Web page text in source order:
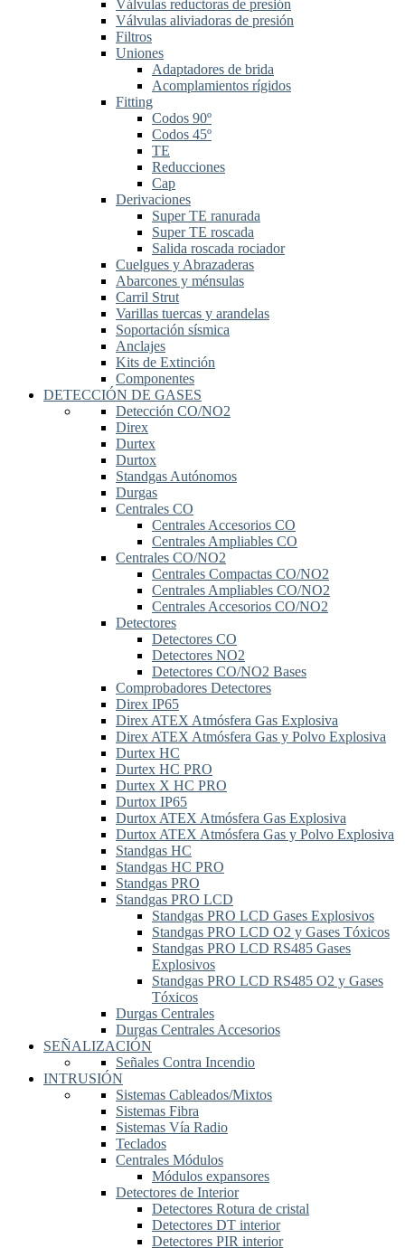
Válvulas reductoras de presión
Válvulas aliviadoras de presión
Filtros
Uniones
Adaptadores de brida
Acomplamientos rígidos
Fitting
Codos 90º
Codos 45º
TE
Reducciones
Cap
Derivaciones
Super TE ranurada
Super TE roscada
Salida roscada rociador
Cuelgues y Abrazaderas
Abarcones y ménsulas
Carril Strut
Varillas tuercas y arandelas
Soportación sísmica
Anclajes
Kits de Extinción
Componentes
DETECCIÓN DE GASES
Detección CO/NO2
Direx
Durtex
Durtox
Standgas Autónomos
Durgas
Centrales CO
Centrales Accesorios CO
Centrales Ampliables CO
Centrales CO/NO2
Centrales Compactas CO/NO2
Centrales Ampliables CO/NO2
Centrales Accesorios CO/NO2
Detectores
Detectores CO
Detectores NO2
Detectores CO/NO2 Bases
Comprobadores Detectores
Direx IP65
Direx ATEX Atmósfera Gas Explosiva
Direx ATEX Atmósfera Gas y Polvo Explosiva
Durtex HC
Durtex HC PRO
Durtex X HC PRO
Durtox IP65
Durtox ATEX Atmósfera Gas Explosiva
Durtox ATEX Atmósfera Gas y Polvo Explosiva
Standgas HC
Standgas HC PRO
Standgas PRO
Standgas PRO LCD
Standgas PRO LCD Gases Explosivos
Standgas PRO LCD O2 y Gases Tóxicos
Standgas PRO LCD RS485 Gases
Explosivos
Standgas PRO LCD RS485 O2 y Gases
Tóxicos
Durgas Centrales
Durgas Centrales Accesorios
SEÑALIZACIÓN
Señales Contra Incendio
INTRUSIÓN
Sistemas Cableados/Mixtos
Sistemas Fibra
Sistemas Vía Radio
Teclados
Centrales Módulos
Módulos expansores
Detectores de Interior
Detectores Rotura de cristal
Detectores DT interior
Detectores PIR interior